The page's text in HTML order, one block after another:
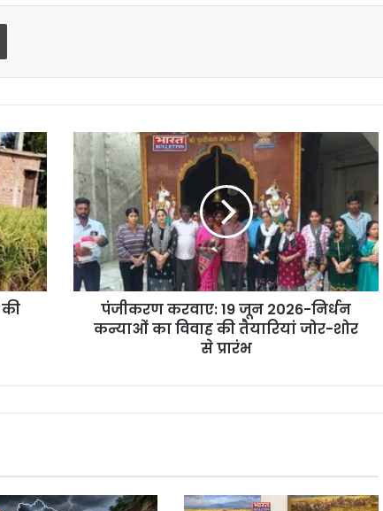
पंजीकरण करवाए: 19 जून 2026-निर्धन
कन्याओं का विवाह की तैयारियां जोर-शोर
से प्रारंभ